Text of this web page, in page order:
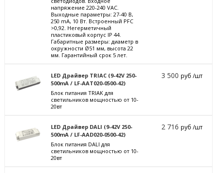
напряжение 220-240 VAC.
Выходные параметры: 27-40 В,
250 mА, 10 Вт. Встроенный PFC
>0,92. Негерметичный
пластиковый корпус IP 44.
Габаритные размеры: диаметр в
окружности Ø51 мм, высота 22
мм. Гарантийный срок 5 лет.
LED Драйвер TRIAC (9-42V 250-
500mA / LF-AAT020-0500-42)
Блок питания TRIAK для
светильников мощностью от 10-
20вт
3 500руб /шт
LED Драйвер DALI (9-42V 250-
500mA / LF-AAD020-0500-42)
Блок питания DALI для
светильников мощностью от 10-
20вт
2 716руб /шт